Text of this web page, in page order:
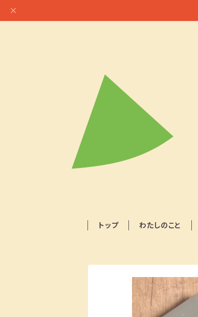
トップ わたしのこと